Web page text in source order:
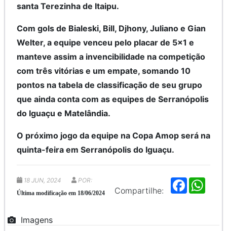
santa Terezinha de Itaipu.
Com gols de Bialeski, Bill, Djhony, Juliano e Gian
Welter, a equipe venceu pelo placar de 5x1 e
manteve assim a invencibilidade na competição
com três vitórias e um empate, somando 10
pontos na tabela de classificação de seu grupo
que ainda conta com as equipes de Serranópolis
do Iguaçu e Matelândia.
O próximo jogo da equipe na Copa Amop será na
quinta-feira em Serranópolis do Iguaçu.
Compartilhe:
F
a
18 JUN, 2024 POR:
Última modificação em 18/06/2024
Imagens